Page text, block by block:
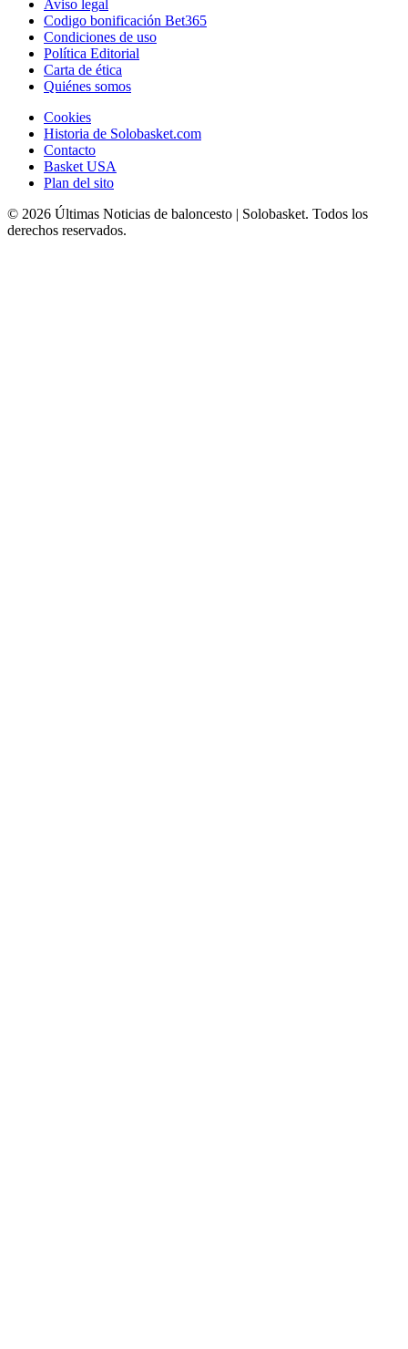
Aviso legal
Codigo bonificación Bet365
Condiciones de uso
Política Editorial
Carta de ética
Quiénes somos
Cookies
Historia de Solobasket.com
Contacto
Basket USA
Plan del sito
© 2026 Últimas Noticias de baloncesto | Solobasket. Todos los
derechos reservados.